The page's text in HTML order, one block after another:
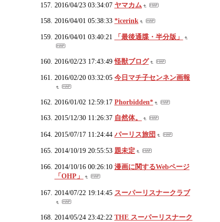
2016/04/23 03:34:07 ヤマカム
2016/04/01 05:38:33 *icerink
2016/04/01 03:40:21 「最後通牒・半分版」
2016/02/23 17:43:49 怪獣ブログ
2016/02/20 03:32:05 今日マチ子センネン画報
2016/01/02 12:59:17 Phorbidden*
2015/12/30 11:26:37 自然体。
2015/07/17 11:24:44 パーリス旅団
2014/10/19 20:55:53 題未定
2014/10/16 00:26:10 漫画に関するWebページ
「OHP」
2014/07/22 19:14:45 スーパーリスナークラブ
2014/05/24 23:42:22 THE スーパーリスナーク